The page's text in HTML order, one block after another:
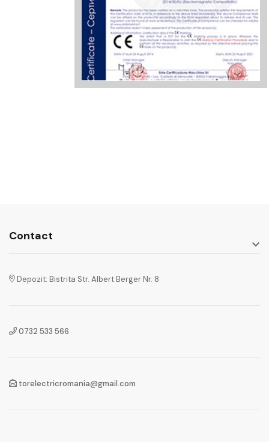
Contact

Depozit: Bistrita Str. Albert Berger Nr. 8
0732 533 566
torelectricromania@gmail.com